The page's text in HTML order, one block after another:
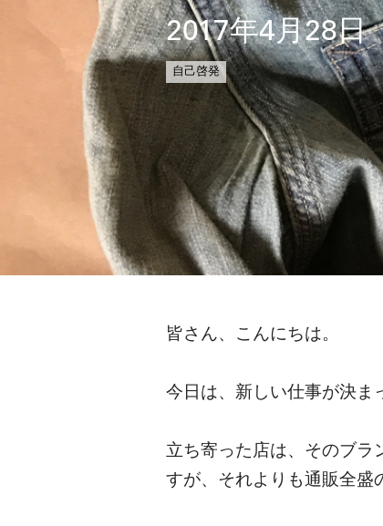
2017年4月28日
自己啓発
皆さん、こんにちは。
今日は、新しい仕事が決ま
立ち寄った店は、そのブラ
すが、それよりも通販全盛